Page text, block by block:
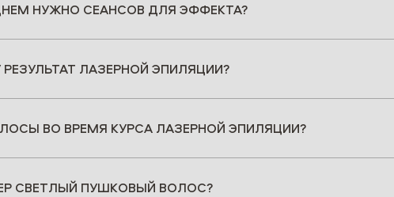
НУЖНО СЕАНСОВ ДЛЯ ЭФФЕКТА?
ЛАЗЕРНОЙ ЭПИЛЯЦИИ?
ВО ВРЕМЯ КУРСА ЛАЗЕРНОЙ ЭПИЛЯЦИИ?
СВЕТЛЫЙ ПУШКОВЫЙ ВОЛОС?